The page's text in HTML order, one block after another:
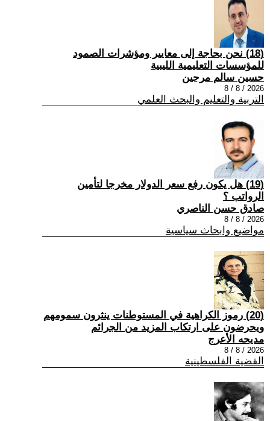
(18) نحن بحاجة إلى معايير ومؤشرات الصمود
للمؤسسات التعليمية الليبية
حسين سالم مرجين
2026 / 8 / 8
التربية والتعليم والبحث العلمي
(19) هل يكون رفع سعر الدولار مخرجا لتأمين
الرواتب ؟
صادق حسن الناصري
2026 / 8 / 8
مواضيع وابحاث سياسية
(20) رموز الكراهية في المستوطنات ينثرون سمومهم
ويحرضون على ارتكاب المزيد من الجرائم
مديحه الأعرج
2026 / 8 / 8
القضية الفلسطينية